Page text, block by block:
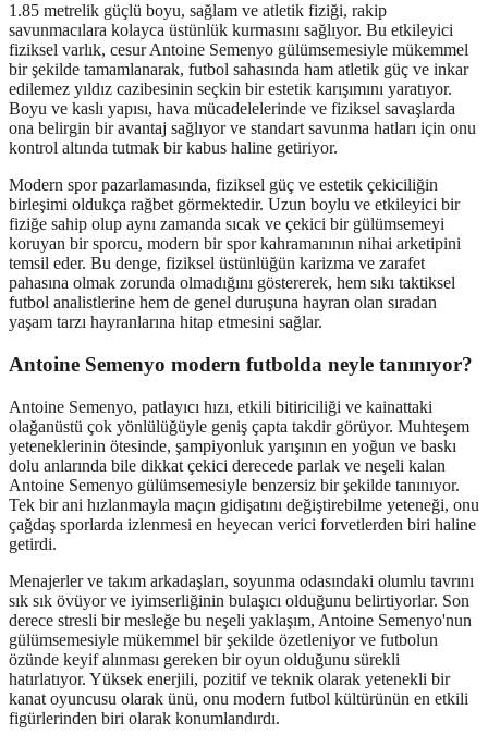
1.85 metrelik güçlü boyu, sağlam ve atletik fiziği, rakip
savunmacılara kolayca üstünlük kurmasını sağlıyor. Bu etkileyici
fiziksel varlık, cesur Antoine Semenyo gülümsemesiyle mükemmel
bir şekilde tamamlanarak, futbol sahasında ham atletik güç ve inkar
edilemez yıldız cazibesinin seçkin bir estetik karışımını yaratıyor.
Boyu ve kaslı yapısı, hava mücadelelerinde ve fiziksel savaşlarda
ona belirgin bir avantaj sağlıyor ve standart savunma hatları için onu
kontrol altında tutmak bir kabus haline getiriyor.
Modern spor pazarlamasında, fiziksel güç ve estetik çekiciliğin
birleşimi oldukça rağbet görmektedir. Uzun boylu ve etkileyici bir
fiziğe sahip olup aynı zamanda sıcak ve çekici bir gülümsemeyi
koruyan bir sporcu, modern bir spor kahramanının nihai arketipini
temsil eder. Bu denge, fiziksel üstünlüğün karizma ve zarafet
pahasına olmak zorunda olmadığını göstererek, hem sıkı taktiksel
futbol analistlerine hem de genel duruşuna hayran olan sıradan
yaşam tarzı hayranlarına hitap etmesini sağlar.
Antoine Semenyo modern futbolda neyle tanınıyor?
Antoine Semenyo, patlayıcı hızı, etkili bitiriciliği ve kainattaki
olağanüstü çok yönlülüğüyle geniş çapta takdir görüyor. Muhteşem
yeteneklerinin ötesinde, şampiyonluk yarışının en yoğun ve baskı
dolu anlarında bile dikkat çekici derecede parlak ve neşeli kalan
Antoine Semenyo gülümsemesiyle benzersiz bir şekilde tanınıyor.
Tek bir ani hızlanmayla maçın gidişatını değiştirebilme yeteneği, onu
çağdaş sporlarda izlenmesi en heyecan verici forvetlerden biri haline
getirdi.
Menajerler ve takım arkadaşları, soyunma odasındaki olumlu tavrını
sık sık övüyor ve iyimserliğinin bulaşıcı olduğunu belirtiyorlar. Son
derece stresli bir mesleğe bu neşeli yaklaşım, Antoine Semenyo'nun
gülümsemesiyle mükemmel bir şekilde özetleniyor ve futbolun
özünde keyif alınması gereken bir oyun olduğunu sürekli
hatırlatıyor. Yüksek enerjili, pozitif ve teknik olarak yetenekli bir
kanat oyuncusu olarak ünü, onu modern futbol kültürünün en etkili
figürlerinden biri olarak konumlandırdı.